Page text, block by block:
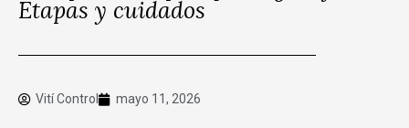
Etapas y cuidados
Vití Control mayo 11, 2026